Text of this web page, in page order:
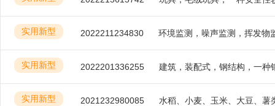
2022211234830
实用新型
2022201336255
实用新型
2021232980085
实用新型